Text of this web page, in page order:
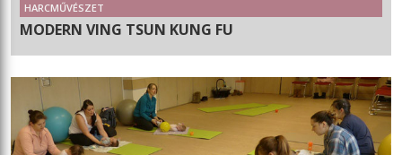
HARCMŰVÉSZET
MODERN VING TSUN KUNG FU